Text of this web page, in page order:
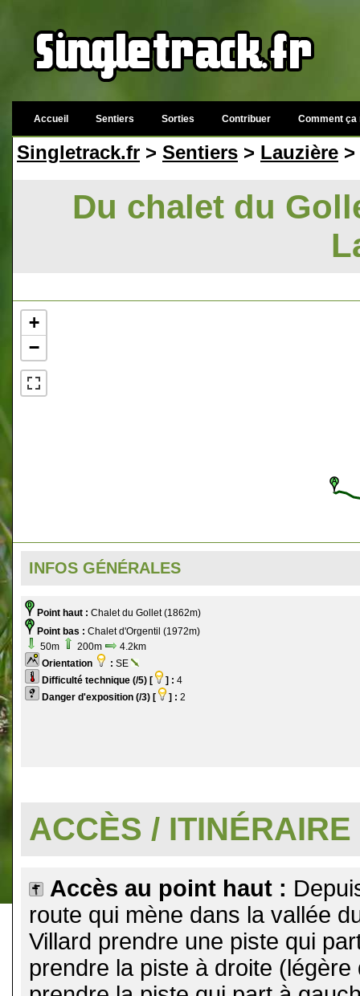
Accueil Sentiers Sorties Contribuer Comment ça
Singletrack.fr > Sentiers > Lauzière
Du chalet du
+
−
INFOS GÉNÉRALES
Point haut : Chalet du Gollet (1862m)
Point bas : Chalet d'Orgentil (1972m)
50m
200m
4.2km
Orientation
: SE
Difficulté technique (/5) [
] : 4
Danger d'exposition (/3) [
] : 2
ACCÈS / ITINÉRAIRE
Accès au point haut :
route qui mène dans la vallée
Villard prendre une piste qui
prendre la piste à droite